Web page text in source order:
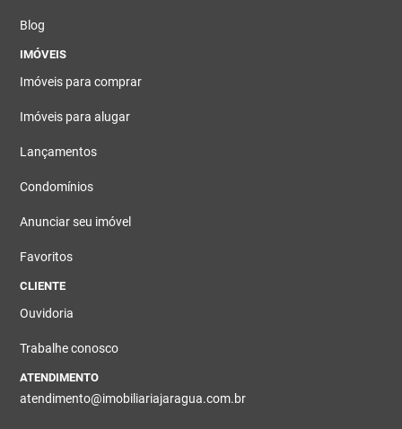
Blog
IMÓVEIS
Imóveis para comprar
Imóveis para alugar
Lançamentos
Condomínios
Anunciar seu imóvel
Favoritos
CLIENTE
Ouvidoria
Trabalhe conosco
ATENDIMENTO
atendimento@imobiliariajaragua.com.br